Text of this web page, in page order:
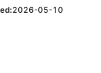
2026-05-10